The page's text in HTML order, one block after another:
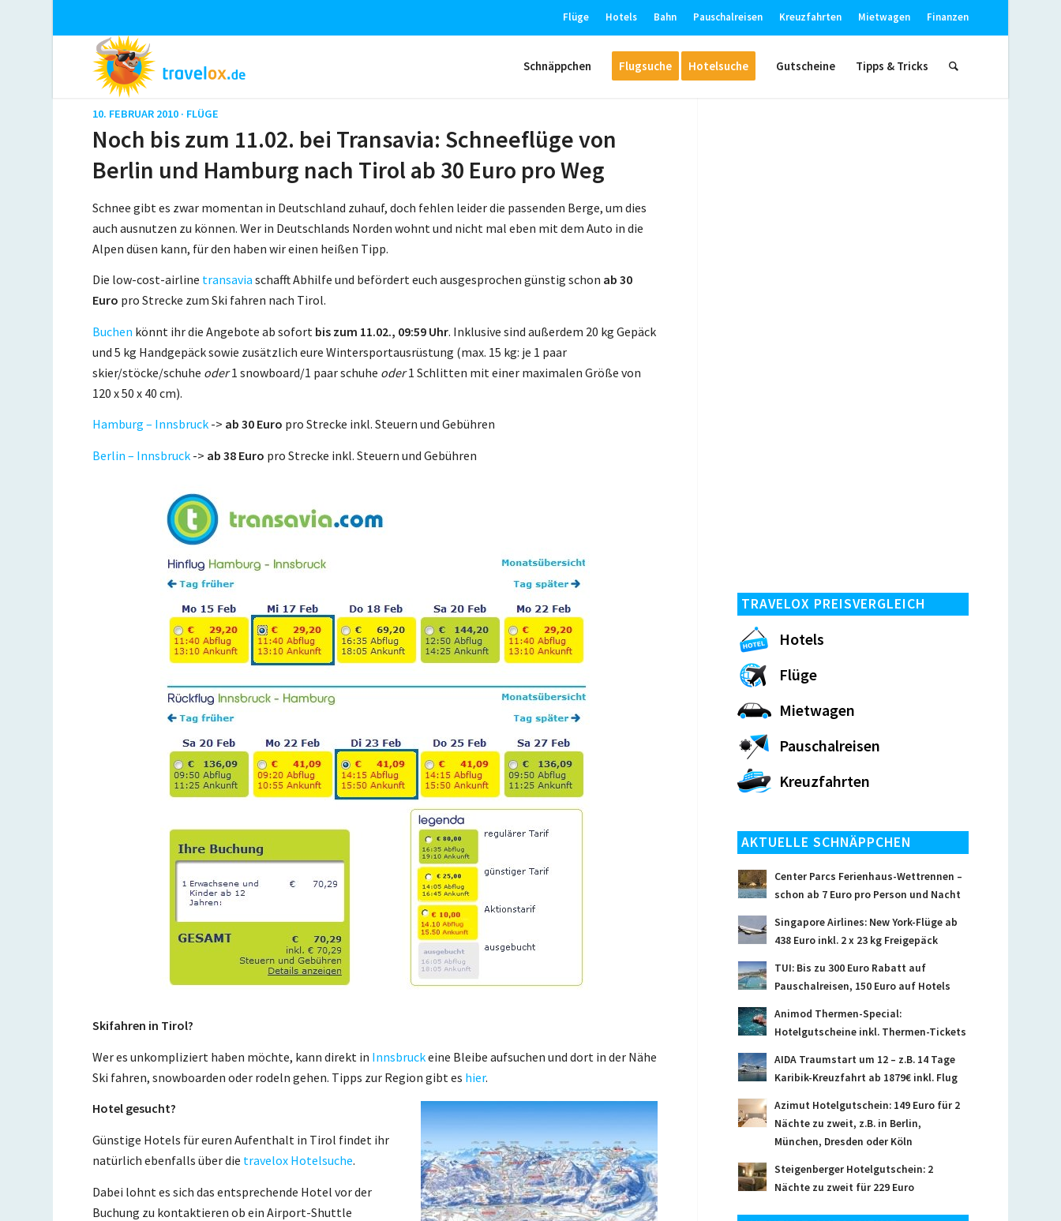
Flüge Hotels Bahn Pauschalreisen Kreuzfahrten Mietwagen Finanzen
Schnäppchen Flugsuche Hotelsuche Gutscheine Tipps & Tricks
10. FEBRUAR 2010 · FLÜGE
Noch bis zum 11.02. bei Transavia: Schneeflüge von
Berlin und Hamburg nach Tirol ab 30 Euro pro Weg
Schnee gibt es zwar momentan in Deutschland zuhauf, doch fehlen leider die passenden Berge, um dies
auch ausnutzen zu können. Wer in Deutschlands Norden wohnt und nicht mal eben mit dem Auto in die
Alpen düsen kann, für den haben wir einen heißen Tipp.
Die low-cost-airline transavia schafft Abhilfe und befördert euch ausgesprochen günstig schon ab 30
Euro pro Strecke zum Ski fahren nach Tirol.
Buchen könnt ihr die Angebote ab sofort bis zum 11.02., 09:59 Uhr. Inklusive sind außerdem 20 kg Gepäck
und 5 kg Handgepäck sowie zusätzlich eure Wintersportausrüstung (max. 15 kg: je 1 paar
skier/stöcke/schuhe oder1 snowboard/1 paar schuhe oder1 Schlitten mit einer maximalen Größe von
120 x 50 x 40 cm).
Hamburg – Innsbruck -> ab 30 Euro pro Strecke inkl. Steuern und Gebühren
Berlin – Innsbruck -> ab 38 Euro pro Strecke inkl. Steuern und Gebühren
Skifahren in Tirol?
Wer es unkompliziert haben möchte, kann direkt in Innsbruckeine Bleibe aufsuchen und dort in der Nähe
Ski fahren, snowboarden oder rodeln gehen. Tipps zur Region gibt es hier.
Hotel gesucht?
Günstige Hotels für euren Aufenthalt in Tirol findet ihr
natürlich ebenfalls über die travelox Hotelsuche.
Dabei lohnt es sich das entsprechende Hotel vor der
Buchung zu kontaktieren ob ein Airport-Shuttle
TRAVELOX PREISVERGLEICH
Hotels
Flüge
Mietwagen
Pauschalreisen
Kreuzfahrten
AKTUELLE SCHNÄPPCHEN
Center Parcs Ferienhaus-Wettrennen –
schon ab 7 Euro pro Person und Nacht
Singapore Airlines: New York-Flüge ab
438 Euro inkl. 2 x 23 kg Freigepäck
TUI: Bis zu 300 Euro Rabatt auf
Pauschalreisen, 150 Euro auf Hotels
Animod Thermen-Special:
Hotelgutscheine inkl. Thermen-Tickets
AIDA Traumstart um 12 – z.B. 14 Tage
Karibik-Kreuzfahrt ab 1879€ inkl. Flug
Azimut Hotelgutschein: 149 Euro für 2
Nächte zu zweit, z.B. in Berlin,
München, Dresden oder Köln
Steigenberger Hotelgutschein: 2
Nächte zu zweit für 229 Euro